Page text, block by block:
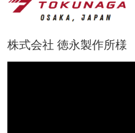
株式会社 徳永製作所様